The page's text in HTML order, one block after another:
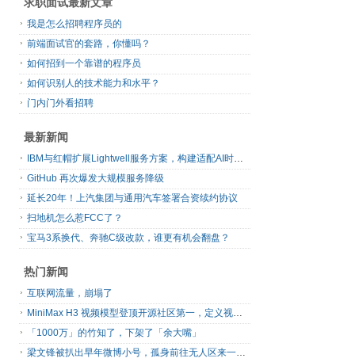
我是怎么招聘程序员的
前端面试官的套路，你懂吗？
如何招到一个靠谱的程序员
如何识别人的技术能力和水平？
门内门外看招聘
最新新闻
IBM与红帽扩展Lightwell服务方案，构建适配AI时代开源生态的可信基础设施
GitHub 再次爆发大规模服务降级
延长20年！上汽集团与通用汽车签署合资续约协议
扫地机怎么惹FCC了？
宝马3系换代、奔驰C级改款，谁更有机会翻盘？
热门新闻
互联网流量，崩塌了
MiniMax H3 视频模型登顶开源社区第一，定义视频模型领域“斩杀线”
「1000万」的竹知了，下架了「余大嘴」
梁文锋被扒出早年微博小号，孤身前往无人区来一场相当 deep 的 seek 旅行